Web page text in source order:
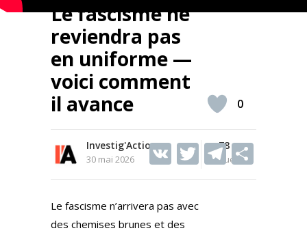
Le fascisme ne
reviendra pas
en uniforme —
voici comment
il avance
Investig'Action
30 mai 2026
78
Vues
V T T
0
Le fascisme n’arrivera pas avec
des chemises brunes et des